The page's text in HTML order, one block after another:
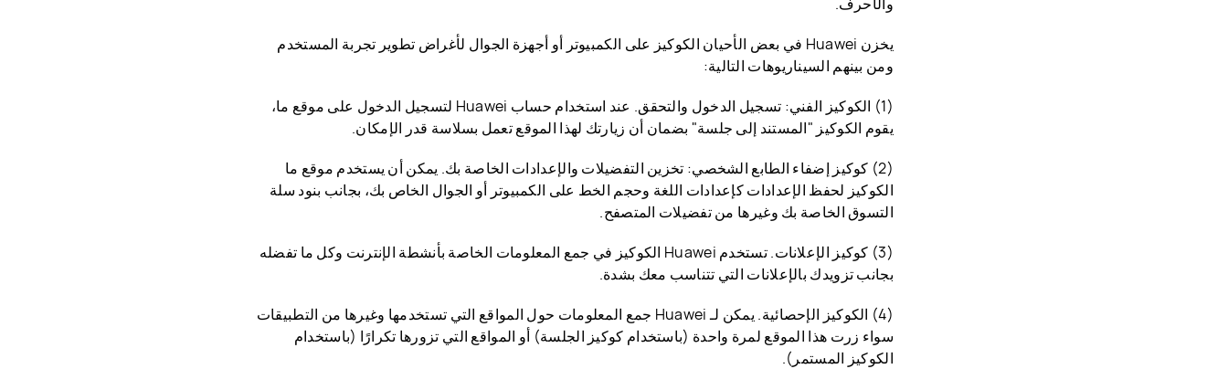
يخزن Huawei في بعض الأحيان الكوكيز على الكمبيوتر أو أجهزة الجوال لأغراض تطوير تجربة المستخدم
ومن بينهم السيناريوهات التالية:
(1) الكوكيز الفني: تسجيل الدخول والتحقق. عند استخدام حساب Huawei لتسجيل الدخول على موقع ما،
يقوم الكوكيز "المستند إلى جلسة" بضمان أن زيارتك لهذا الموقع تعمل بسلاسة قدر الإمكان.
(2) كوكيز إضفاء الطابع الشخصي: تخزين التفضيلات والإعدادات الخاصة بك. يمكن أن يستخدم موقع ما
الكوكيز لحفظ الإعدادات كإعدادات اللغة وحجم الخط على الكمبيوتر أو الجوال الخاص بك، بجانب بنود سلة
التسوق الخاصة بك وغيرها من تفضيلات المتصفح.
(3) كوكيز الإعلانات. تستخدم Huawei الكوكيز في جمع المعلومات الخاصة بأنشطة الإنترنت وكل ما تفضله
بجانب تزويدك بالإعلانات التي تتناسب معك بشدة.
(4) الكوكيز الإحصائية. يمكن لـ Huawei جمع المعلومات حول المواقع التي تستخدمها وغيرها من التطبيقات
سواء زرت هذا الموقع لمرة واحدة (باستخدام كوكيز الجلسة) أو المواقع التي تزورها تكرارًا (باستخدام
الكوكيز المستمر).